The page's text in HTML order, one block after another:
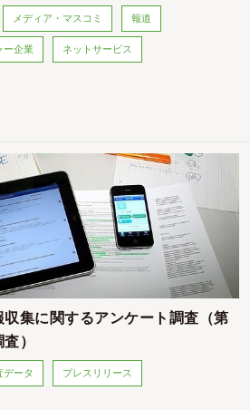
メディア・マスコミ 報道
ー企業 ネットサービス
集に関するアンケート調査（第
）
データ プレスリリース